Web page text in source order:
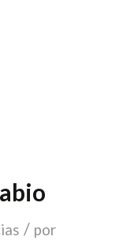
/ por